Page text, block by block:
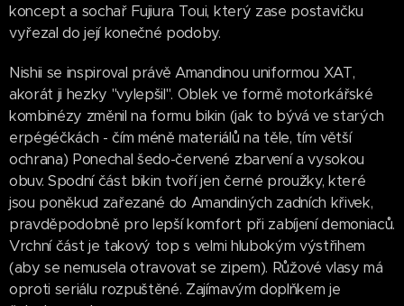
koncept a sochař Fujiura Toui, který zase postavičku
vyřezal do její konečné podoby.
Nishii se inspiroval právě Amandinou uniformou XAT,
akorát ji hezky "vylepšil". Oblek ve formě motorkářské
kombinézy změnil na formu bikin (jak to bývá ve starých
erpégéčkách - čím méně materiálů na těle, tím větší
ochrana) Ponechal šedo-červené zbarvení a vysokou
obuv. Spodní část bikin tvoří jen černé proužky, které
jsou poněkud zařezané do Amandiných zadních křivek,
pravděpodobně pro lepší komfort při zabíjení demoniaců.
Vrchní část je takový top s velmi hlubokým výstřihem
(aby se nemusela otravovat se zipem). Růžové vlasy má
oproti seriálu rozpuštěné. Zajímavým doplňkem je